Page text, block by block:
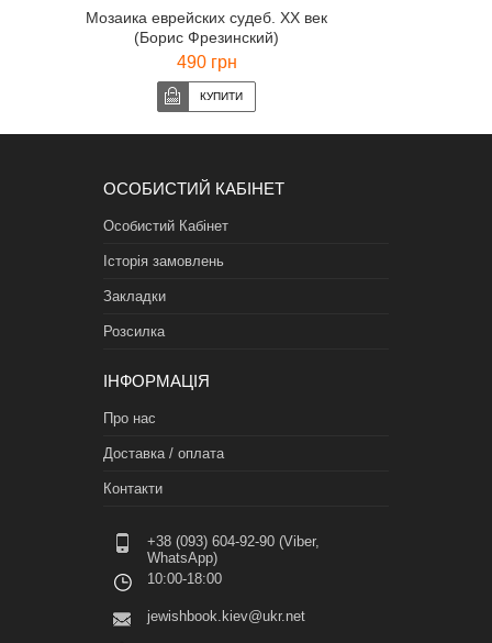
Мозаика еврейских судеб. ХХ век
(Борис Фрезинский)
490 грн
ОСОБИСТИЙ КАБІНЕТ
Особистий Кабінет
Історія замовлень
Закладки
Розсилка
ІНФОРМАЦІЯ
Про нас
Доставка / оплата
Контакти
+38 (093) 604-92-90 (Viber,
WhatsApp)
10:00-18:00
jewishbook.kiev@ukr.net